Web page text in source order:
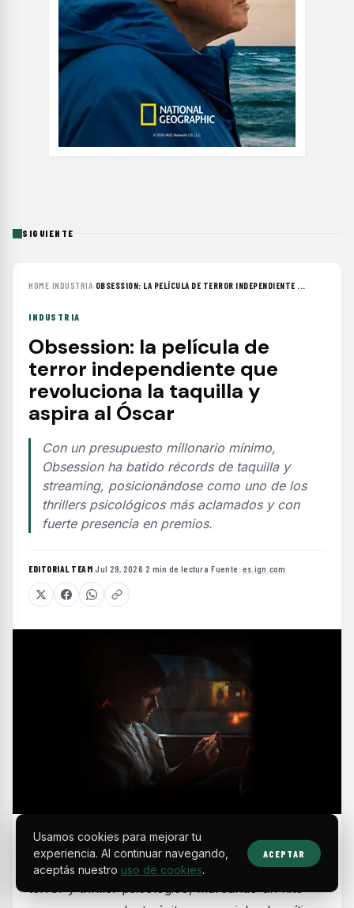
SIGUIENTE
HOME›INDUSTRIA› OBSESSION: LA PELÍCULA DE TERROR INDEPENDIENTE ...
INDUSTRIA
Obsession: la película de
terror independiente que
revoluciona la taquilla y
aspira al Óscar
Con un presupuesto millonario mínimo,
Obsession ha batido récords de taquilla y
streaming, posicionándose como uno de los
thrillers psicológicos más aclamados y con
fuerte presencia en premios.
EDITORIAL TEAM·Jul 29, 2026·2 min de lectura·Fuente: es.ign.com
O bsession se ha convertido en un
fenómeno inesperado dentro del cine de
terror y thriller psicológico, marcando un hito
Usamos cookies para mejorar tu
experiencia. Al continuar navegando,
aceptás nuestro uso de cookies.
ACEPTAR